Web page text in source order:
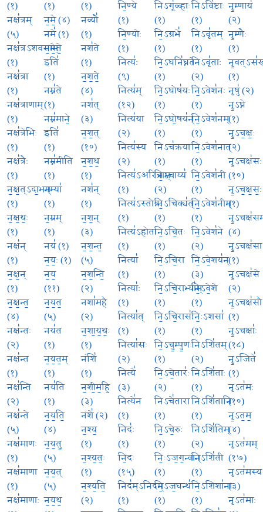
(१)
नक्ष॑त्रम्
(५)
नक्ष॑त्रऽशवसाम्
(१)
नक्ष॑त्रा
(१)
नक्ष॑त्राणाम्
(१)
नक्ष॑त्रेभिः
(१)
नक्ष॑त्रैः
(१)
न॒क्ष॒त्ऽदा॒भम्
(१)
न॒क्ष॒थः॒
(१)
नक्ष॑न्
(१)
न॒क्ष॒न्
(१)
न॒क्ष॒न्त॒
(४)
नक्ष॑न्तः
(२)
नक्ष॑न्त
(१)
नक्ष॑न्ति
(२)
नक्ष॑न्ते
(५)
नक्ष॑माणः
(१)
नक्ष॑माणा
(१)
नक्ष॑माणाः
(१)
न॒मे॒ (४)
नमे॑ (१)
न॒मे॒ते॒
इति॑
(१)
नम्न॑ते
(१)
नम्न॑माने॒
इति॑
(१)
नम्न॑मीति
(१)
नम्या॑
(१)
न॒म्रम्
(१)
नय॑ (१)
न॒यः॒ (१)
न॒य॒
(११)
न॒य॒त॒
(५)
नय॑त
(१)
न॒य॒त॒म्
(१)
नय॑ति
(१)
न॒य॒ति॒
(४)
न॒य॒तु॒
(५)
न॒य॒त्
(५)
न॒य॒थ॒
(१)
नव्यौ॑
(१)
नश॑ते
(१)
न॒श॒ते॒
(४)
नश॑त्
(३)
न॒श॒त्
(१०)
न॒श॒थ॒
(१)
नश॑न्
(१)
न॒श॒न्
(३)
न॒श॒न्त॒
(५)
न॒श॒न्ति॒
(२)
नशा॑महै
(२)
न॒शा॒य॒थः॒
(१)
नंशि॑
(१)
न॒शी॒म॒हि॒
(३)
नंशे॑ (२)
न॒श्य॒
(१)
न॒श्य॒तः॒
(१)
न॒श्य॒ति॒
(२)
नि॒ण्ये
(१)
नि॒ण्योः
(१)
नित्यः॑
(९)
नित्य॑म्
(१२)
नित्य॑या
(२)
नित्य॑स्य
(२)
नित्य॑ऽअरित्राम्
(१)
नित्य॑ऽस्तोत्रः
(१)
नित्य॑ऽहोता
(१)
नित्या॑
(१)
नित्याः॑
(१)
नित्या॑त्
(१)
नित्या॑सः
(२)
नित्ये॑
(३)
नित्ये॑न
(१)
निदः॑
(१)
नि॒दः
(१५)
निद॑म्ऽनिदम्
(१)
निऽगू॑ळ्हाः
(१)
नि॒ऽग्रभे॑
(१)
नि॒ऽघनि॑घ्नते
(१)
नि॒ऽघोष॑यः
(१)
नि॒ऽघो॒षय॑न्
(१)
निऽच॑क्रया
(१)
नि॒ऽचाय्य॑
(२)
नि॒ऽचिक्य॑त्
(१)
नि॒ऽचि॒तः
(१)
नि॒ऽचि॒रा
(१)
नि॒ऽचि॒राभ्या॑म्
(१)
नि॒ऽचि॒रासः॑
(१)
नि॒ऽचु॒म्पु॒णः
(१)
नि॒ऽचे॒तारः॑
(२)
निऽचे॑तारा
(१)
नि॒ऽचे॒रुः
(१)
निः॒ऽज॒ग॒न्वान्
(१)
नि॒ऽज॒घन्थ॑
(१)
निऽवि॑ष्टाः
(१)
निऽवृ॑तम्
(१)
निऽवृ॑ताः
(२)
नि॒ऽवेश॑नः
(१)
नि॒ऽवेश॑नम्
(१)
नि॒ऽवेश॑नात्
(१)
नि॒ऽवेश॑नी
(१)
नि॒ऽवेश॑नीम्
(१)
नि॒ऽवेश॑ने
(२)
नि॒ऽवे॒शय॑न्
(३)
नि॒ऽवे॒शे
(१)
निः॒ऽशसा॑
(१)
निऽशि॑तम्
(२)
निऽशि॑ताः
(१)
निऽशि॑तानि
(१)
निऽशि॑तिम्
(२)
निऽशि॑ती
(१)
नि॒ऽशिशा॑नाः
(१)
नृ॒म्णाय॑
(२)
नृ॒म्णैः
(१)
(१)
नृषु॑ (२)
नृ॒ऽघ्ने
(१)
नृ॒ऽच॒क्षः॒
(२)
नृ॒ऽचक्ष॑सः
(१०)
नृ॒ऽच॒क्ष॒सः॒
(१)
(४)
नृ॒ऽचक्ष॑सा
(१)
नृ॒ऽचक्ष॑से
(२)
नृ॒ऽचक्ष॑सौ
(१)
नृ॒ऽचक्षाः॑
(१८)
नृ॒ऽजिते॑
(१)
नृऽत॑मः
(१०)
नृ॒ऽत॒म॒
(४)
नृऽत॑मम्
(१७)
नृऽत॑मस्य
(३)
नृऽत॑माः